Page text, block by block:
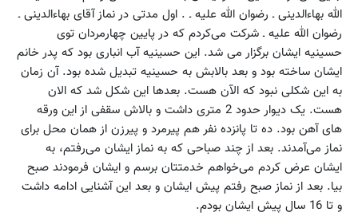
الله بهاءالدینی ـ رضوان الله علیه ـ . اول مدتی در نماز آقای بهاءالدینی ـ
رضوان الله علیه ـ شرکت می‌کردم که در پایین چهارمردان توی
حسینیه ایشان برگزار می شد. این حسینیه آب انباری بود که پدر خانم
ایشان ساخته بود و بعد بالابش به حسینیه تبدیل شده بود. آن زمان
به این شکلی نبود که الآن هست. بعدها این شکل شد که الان
هست. یک دیوار حدود 2 متری داشت و بالاش سقفی از این ورقه
های آهن بود. ده تا پانزده نفر هم پیرمرد و پیرزن از همان محل برای
نماز می‌آمدند. بعد از چند صباحی که به نماز ایشان می‌رفتم، به
ایشان عرض کردم می‌خواهم خدمتتان برسم و ایشان فرمودند صبح
بیا. بعد از نماز صبح رفتم پیش ایشان و بعد این آشنایی ادامه داشت
و تا 16 سال پیش ایشان بودم.